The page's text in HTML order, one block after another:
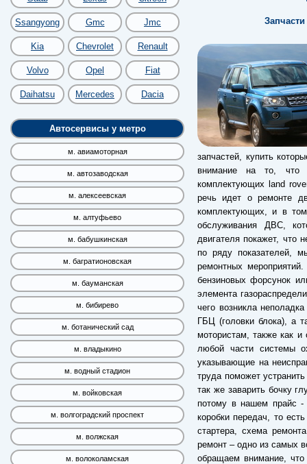
Ssangyong Gmc Jmc
Kia Chevrolet Renault
Volvo Opel Fiat
Daihatsu Mercedes Dacia
Автосервисы у метро
м. авиамоторная
м. автозаводская
м. алексеевская
м. алтуфьево
м. бабушкинская
м. багратионовская
м. бауманская
м. бибирево
м. ботанический сад
м. владыкино
м. водный стадион
м. войковская
м. волгоградский проспект
м. волжская
м. волоколамская
запчастей, купить
внимание на то, что
комплектующих land
речь идет о ремонте
комплектующих, и в том
обслуживания ДВС,
двигателя покажет, что
по ряду показателей,
ремонтных
бензиновых форсунок
элемента
чего возникла
ГБЦ (головки блока), а
мотористам, также как
любой части системы
указывающие на
труда поможет
так же заварить бочку
потому в нашем прайс
коробки передач, то
стартера, схема
ремонт – одно из самых
обращаем внимание,